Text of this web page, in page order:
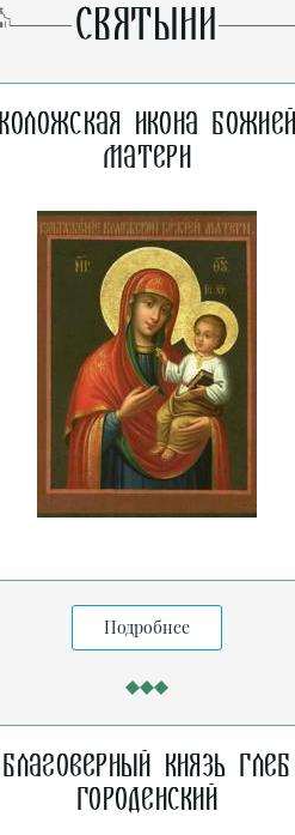
СВЯТЫНИ
Коложская икона
Матери
Подробнее
Благоверный князь Глеб
Городенский